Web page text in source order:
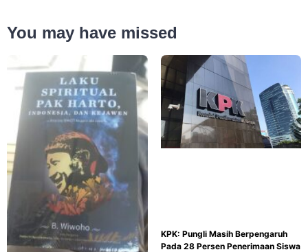
You may have missed
KPK: Pungli Masih Berpengaruh
Pada 28 Persen Penerimaan Siswa